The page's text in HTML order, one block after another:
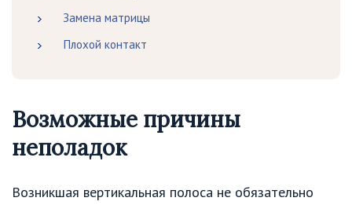
Замена матрицы
Плохой контакт
Возможные причины
неполадок
Возникшая вертикальная полоса не обязательно